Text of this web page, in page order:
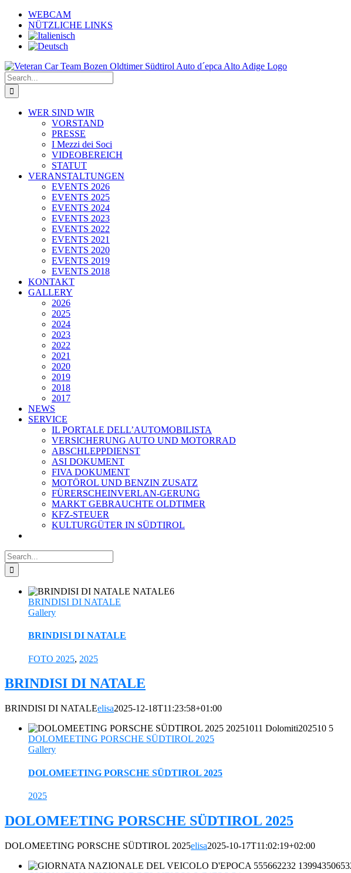
Skip
content
WEBCAM
NÜTZLICHE LINKS
Search
for:
WER SIND WIR
VORSTAND
PRESSE
I Mezzi dei Soci
VIDEOBEREICH
STATUT
VERANSTALTUNGEN
EVENTS 2026
EVENTS 2025
EVENTS 2024
EVENTS 2023
EVENTS 2022
EVENTS 2021
EVENTS 2020
EVENTS 2019
EVENTS 2018
KONTAKT
GALLERY
2026
2025
2024
2023
2022
2021
2020
2019
2018
2017
NEWS
SERVICE
IL PORTALE DELL’AUTOMOBILISTA
VERSICHERUNG AUTO UND MOTORRAD
ABSCHLEPPDIENST
ASI DOKUMENT
FIVA DOKUMENT
MOTÖROL UND BENZIN ZUSATZ
FÜRERSCHEINVERLAN-GERUNG
MARKT GEBRAUCHTE OLDTIMER
KFZ-STEUER
KULTURGÜTER IN SÜDTIROL
Search
for:
BRINDISI DI NATALE
Gallery
BRINDISI DI NATALE
FOTO 2025, 2025
BRINDISI DI NATALE
BRINDISI DI NATALEelisa2025-12-18T11:23:58+01:00
DOLOMEETING PORSCHE SÜDTIROL 2025
Gallery
DOLOMEETING PORSCHE SÜDTIROL 2025
2025
DOLOMEETING PORSCHE SÜDTIROL 2025
DOLOMEETING PORSCHE SÜDTIROL 2025elisa2025-10-17T11:02:19+02:00